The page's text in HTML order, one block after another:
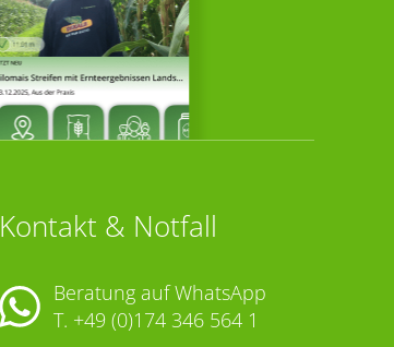
Kontakt & Notfall
Beratung auf WhatsApp
T. +49 (0)174 346 564 1